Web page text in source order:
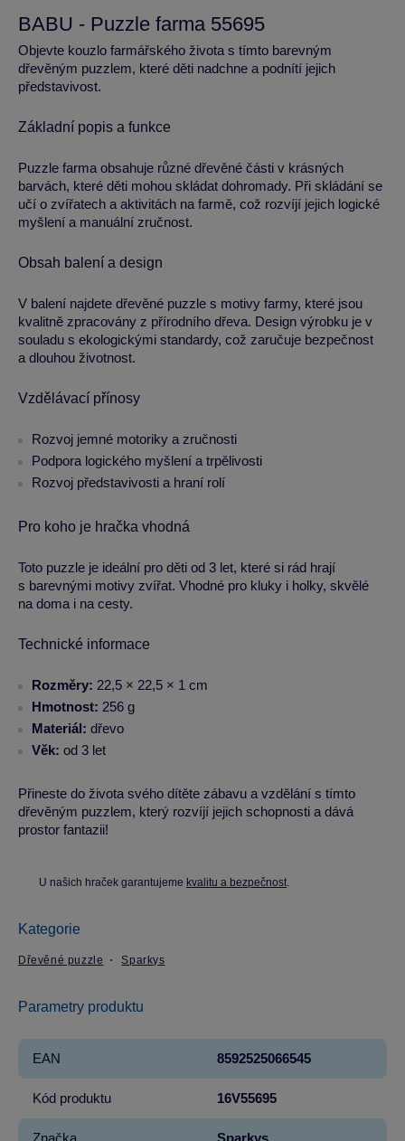
BABU - Puzzle farma 55695
Objevte kouzlo farmářského života s tímto barevným
dřevěným puzzlem, které děti nadchne a podnítí jejich
představivost.
Základní popis a funkce
Puzzle farma obsahuje různé dřevěné části v krásných
barvách, které děti mohou skládat dohromady. Při skládání se
učí o zvířatech a aktivitách na farmě, což rozvíjí jejich logické
myšlení a manuální zručnost.
Obsah balení a design
V balení najdete dřevěné puzzle s motivy farmy, které jsou
kvalitně zpracovány z přírodního dřeva. Design výrobku je v
souladu s ekologickými standardy, což zaručuje bezpečnost
a dlouhou životnost.
Vzdělávací přínosy
Rozvoj jemné motoriky a zručnosti
Podpora logického myšlení a trpělivosti
Rozvoj představivosti a hraní rolí
Pro koho je hračka vhodná
Toto puzzle je ideální pro děti od 3 let, které si rád hrají
s barevnými motivy zvířat. Vhodné pro kluky i holky, skvělé
na doma i na cesty.
Technické informace
Rozměry: 22,5 × 22,5 × 1 cm
Hmotnost: 256 g
Materiál: dřevo
Věk: od 3 let
Přineste do života svého dítěte zábavu a vzdělání s tímto
dřevěným puzzlem, který rozvíjí jejich schopnosti a dává
prostor fantazii!
U našich hraček garantujeme kvalitu a bezpečnost.
Kategorie
Dřevěné puzzle Sparkys
Parametry produktu
EAN 8592525066545
Kód produktu 16V55695
Značka Sparkys